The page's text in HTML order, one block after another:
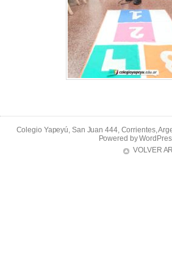
Colegio Yapeyú, San Juan 444, Corrientes,
Powered by
VOLVER